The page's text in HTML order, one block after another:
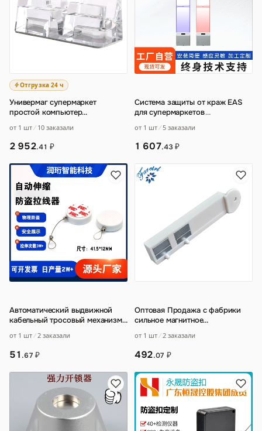
Отгрузка 24 ч
Универмаг супермаркет
простой компьютер
Противоугонная этикетка
торговы …
от 1 шт 10 заказали
2 952.41 ₽
Система защиты от краж EAS
для супермаркетов…
от 1 шт 5 заказали
1 607.43₽
Автоматический выдвижной
кабельный тросовый механизм
Runheng для…
от 1 шт 2 заказали
51 .67 ₽
Оптовая Продажа с фабрики
сильное магнитное
аксессуары для мобил
от 1 шт 2 заказали
492.07 ₽